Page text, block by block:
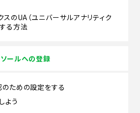
のUA（ユニバーサルアナリティク
る方法
ールへの登録
ための設定をする
よう